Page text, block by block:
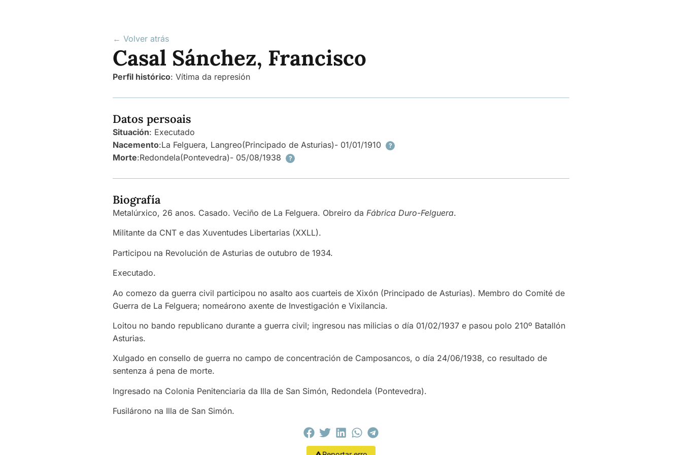
← Volver atrás
Casal Sánchez, Francisco
Perfil histórico: Vítima da represión
Datos persoais
Situación: Executado
Nacemento:La Felguera, Langreo(Principado de Asturias)- 01/01/1910 ?
Morte:Redondela(Pontevedra)- 05/08/1938 ?
Biografía
Metalúrxico, 26 anos. Casado. Veciño de La Felguera. Obreiro da Fábrica Duro-Felguera.
Militante da CNT e das Xuventudes Libertarias (XXLL).
Participou na Revolución de Asturias de outubro de 1934.
Executado.
Ao comezo da guerra civil participou no asalto aos cuarteis de Xixón (Principado de Asturias). Membro do Comité de
Guerra de La Felguera; nomeárono axente de Investigación e Vixilancia.
Loitou no bando republicano durante a guerra civil; ingresou nas milicias o día 01/02/1937 e pasou polo 210º Batallón
Asturias.
Xulgado en consello de guerra no campo de concentración de Camposancos, o día 24/06/1938, co resultado de
sentenza á pena de morte.
Ingresado na Colonia Penitenciaria da Illa de San Simón, Redondela (Pontevedra).
Fusilárono na Illa de San Simón.